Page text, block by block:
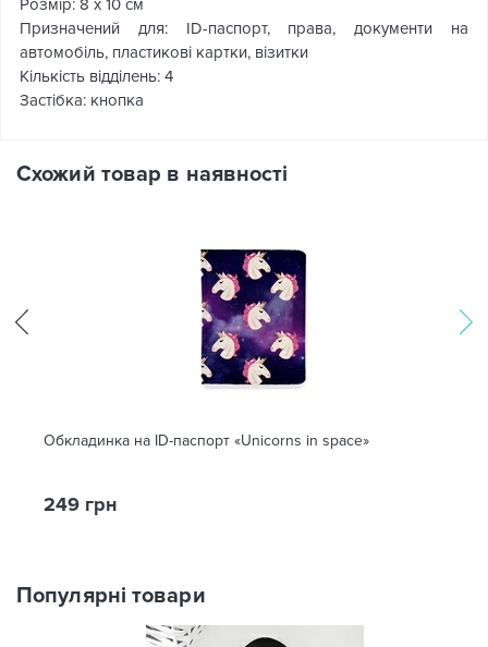
Розмір: 8 x 10 см
Призначений для: ID-паспорт, права, документи на
автомобіль, пластикові картки, візитки
Кількість відділень: 4
Застібка: кнопка
Схожий товар в наявності
Обкладинка на ID-паспорт «Unicorns in space»
249 грн
Популярні товари